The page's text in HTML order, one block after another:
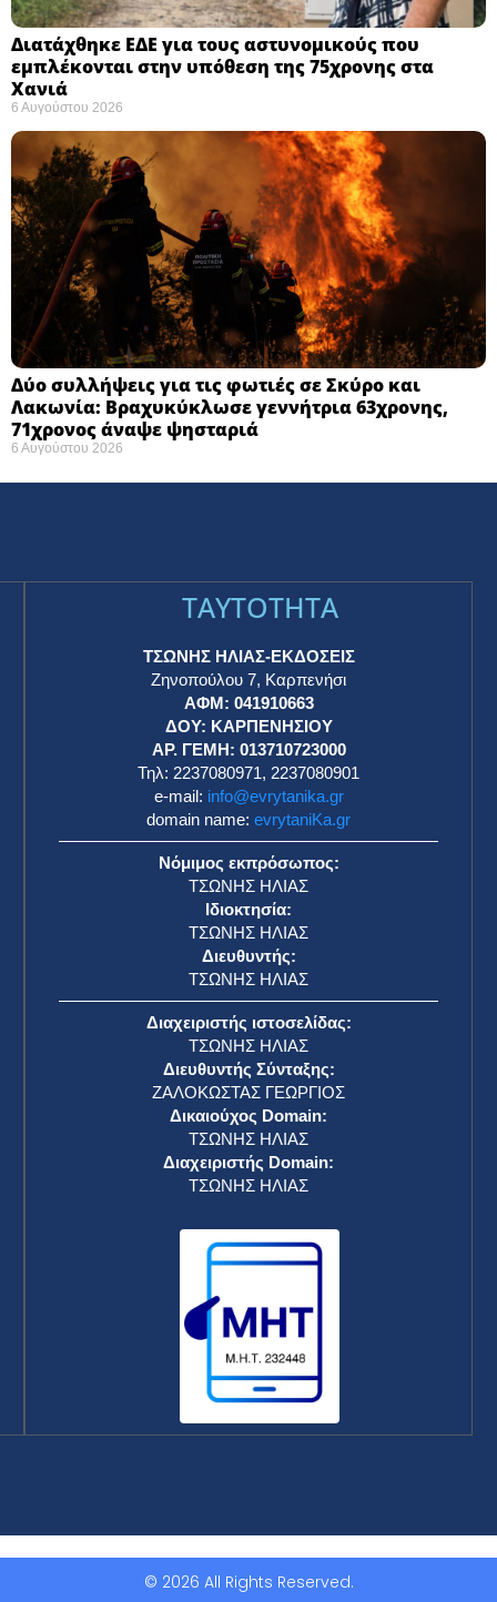
Διατάχθηκε ΕΔΕ για τους αστυνομικούς που
εμπλέκονται στην υπόθεση της 75χρονης στα
Χανιά
6 Αυγούστου 2026
Δύο συλλήψεις για τις φωτιές σε Σκύρο και
Λακωνία: Βραχυκύκλωσε γεννήτρια 63χρονης,
71χρονος άναψε ψησταριά
6 Αυγούστου 2026
TAYTOTHTA
ΤΣΩΝΗΣ ΗΛΙΑΣ-ΕΚΔΟΣΕΙΣ
Ζηνοπούλου 7, Καρπενήσι
ΑΦΜ: 041910663
ΔΟΥ: ΚΑΡΠΕΝΗΣΙΟΥ
ΑΡ. ΓΕΜΗ: 013710723000
Τηλ: 2237080971, 2237080901
e-mail: info@evrytanika.gr
domain name: evrytaniKa.gr
Νόμιμος εκπρόσωπος:
ΤΣΩΝΗΣ ΗΛΙΑΣ
Ιδιοκτησία:
ΤΣΩΝΗΣ ΗΛΙΑΣ
Διευθυντής:
ΤΣΩΝΗΣ ΗΛΙΑΣ
Διαχειριστής ιστοσελίδας:
ΤΣΩΝΗΣ ΗΛΙΑΣ
Διευθυντής Σύνταξης:
ΖΑΛΟΚΩΣΤΑΣ ΓΕΩΡΓΙΟΣ
Δικαιούχος Domain:
ΤΣΩΝΗΣ ΗΛΙΑΣ
Διαχειριστής Domain:
ΤΣΩΝΗΣ ΗΛΙΑΣ
© 2026 All Rights Reserved.